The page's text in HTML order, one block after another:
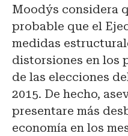
Moodýs considera
probable que el
medidas
distorsiones en los
de las elecciones
2015. De hecho,
presentare más
economía en los